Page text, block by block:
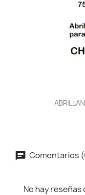
Comentarios
No hay